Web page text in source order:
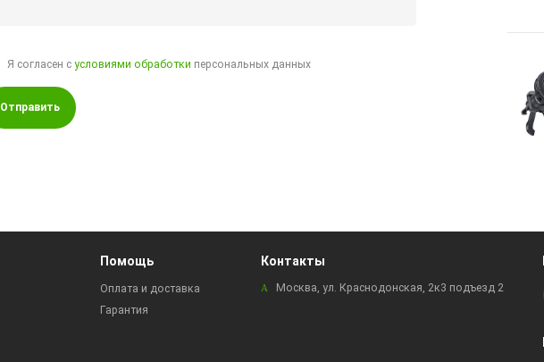
Я согласен сусловиями обработки персональных данных
Отправить
Помощь
Оплата и доставка
Гарантия
Контакты
Москва, ул. Краснодонская, 2к3 подъезд 2